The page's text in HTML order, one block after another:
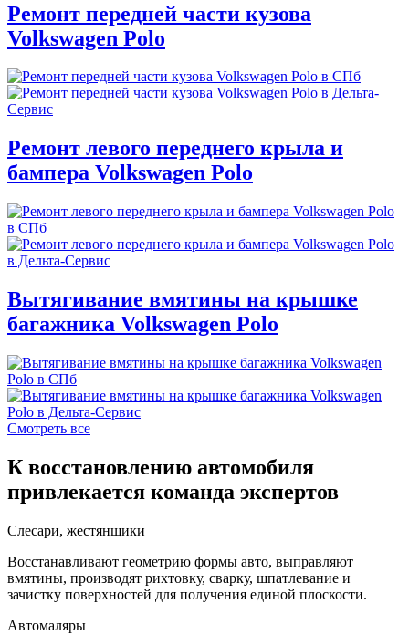
Ремонт передней части кузова
Volkswagen Polo
Ремонт левого переднего крыла и
бампера Volkswagen Polo
Вытягивание вмятины на крышке
багажника Volkswagen Polo
Смотреть все
К восстановлению автомобиля
привлекается команда экспертов
Слесари, жестянщики
Восстанавливают геометрию формы авто, выправляют
вмятины, производят рихтовку, сварку, шпатлевание и
зачистку поверхностей для получения единой плоскости.
Автомаляры